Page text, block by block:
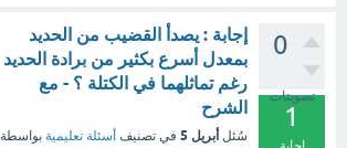
0
تصويتات
1
إجابة : يصدأ القضيب من الحديد
بمعدل أسرع بكثير من برادة الحديد
رغم تماثلهما في الكتلة ؟ - مع
الشرح
سُئل أبريل 5 في تصنيف أسئلة تعليمية بواسطة